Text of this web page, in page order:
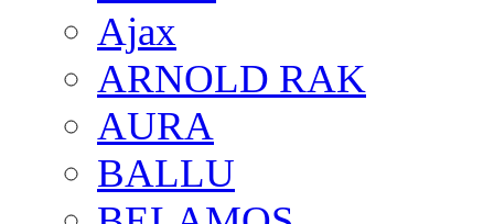
Ajax
ARNOLD RAK
AURA
BALLU